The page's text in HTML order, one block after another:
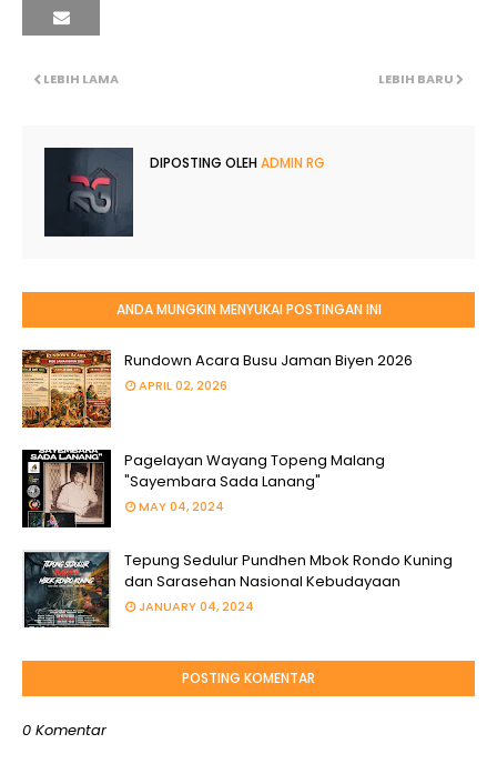
LEBIH BARU
LEBIH LAMA
DIPOSTING OLEHADMIN RG
ANDA MUNGKIN MENYUKAI POSTINGAN INI
Rundown Acara Busu Jaman Biyen 2026
APRIL 02, 2026
Pagelayan Wayang Topeng Malang
"Sayembara Sada Lanang"
MAY 04, 2024
Tepung Sedulur Pundhen Mbok Rondo Kuning
dan Sarasehan Nasional Kebudayaan
JANUARY 04, 2024
POSTING KOMENTAR
0 Komentar